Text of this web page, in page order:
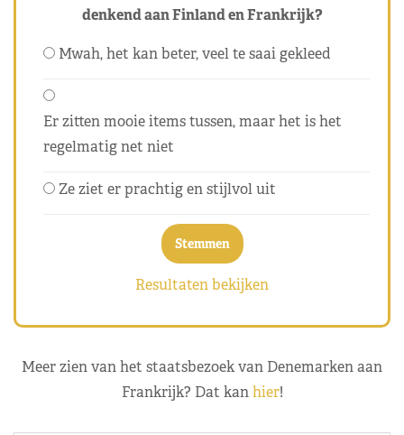
denkend aan Finland en Frankrijk?
Mwah, het kan beter, veel te saai gekleed
Er zitten mooie items tussen, maar het is het
regelmatig net niet
Ze ziet er prachtig en stijlvol uit
Resultaten bekijken
Meer zien van het staatsbezoek van Denemarken aan
Frankrijk? Dat kanhier!